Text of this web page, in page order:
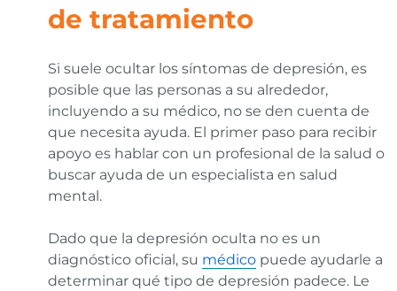
de tratamiento
Si suele ocultar los síntomas de depresión, es
posible que las personas a su alrededor,
incluyendo a su médico, no se den cuenta de
que necesita ayuda. El primer paso para recibir
apoyo es hablar con un profesional de la salud o
buscar ayuda de un especialista en salud
mental.
Dado que la depresión oculta no es un
diagnóstico oficial, su médicopuede ayudarle a
determinar qué tipo de depresión padece. Le